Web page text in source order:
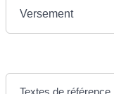
Versement
Textes de référence